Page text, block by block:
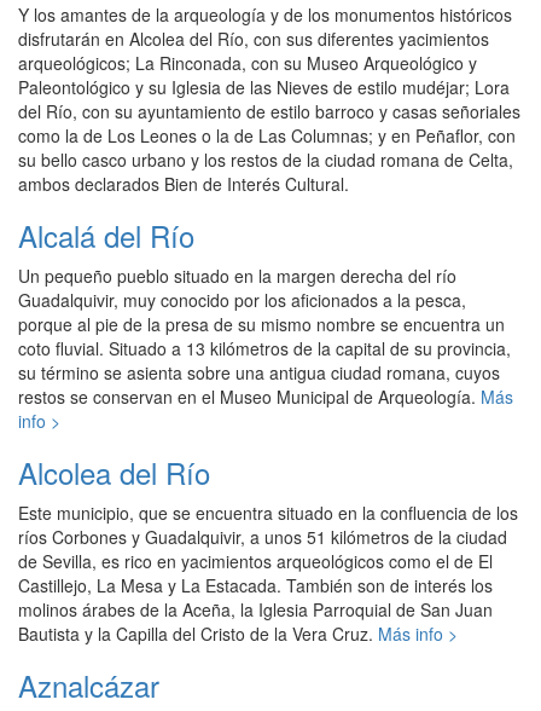
Y los amantes de la arqueología y de los monumentos históricos
disfrutarán en Alcolea del Río, con sus diferentes yacimientos
arqueológicos; La Rinconada, con su Museo Arqueológico y
Paleontológico y su Iglesia de las Nieves de estilo mudéjar; Lora
del Río, con su ayuntamiento de estilo barroco y casas señoriales
como la de Los Leones o la de Las Columnas; y en Peñaflor, con
su bello casco urbano y los restos de la ciudad romana de Celta,
ambos declarados Bien de Interés Cultural.
Alcalá del Río
Un pequeño pueblo situado en la margen derecha del río
Guadalquivir, muy conocido por los aficionados a la pesca,
porque al pie de la presa de su mismo nombre se encuentra un
coto fluvial. Situado a 13 kilómetros de la capital de su provincia,
su término se asienta sobre una antigua ciudad romana, cuyos
restos se conservan en el Museo Municipal de Arqueología. Más
info >
Alcolea del Río
Este municipio, que se encuentra situado en la confluencia de los
ríos Corbones y Guadalquivir, a unos 51 kilómetros de la ciudad
de Sevilla, es rico en yacimientos arqueológicos como el de El
Castillejo, La Mesa y La Estacada. También son de interés los
molinos árabes de la Aceña, la Iglesia Parroquial de San Juan
Bautista y la Capilla del Cristo de la Vera Cruz. Más info >
Aznalcázar